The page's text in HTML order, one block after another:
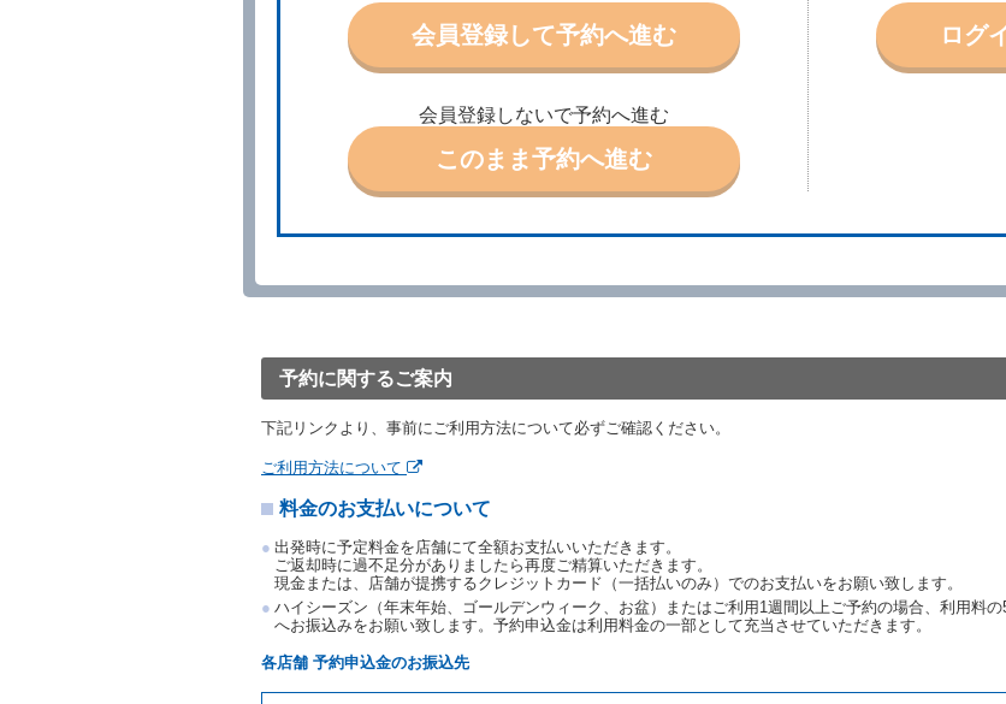
第４条（予約の取消し等）
借受人は、別に定める方法により予約を取り消すことができます。
借受人が、借受人の都合により予約した借受開始時刻を１時間以上経過してもレンタカー貸渡
結手続きに着手しなかったときは、予約が取り消されたものとします。
前２項の場合、借受人は、別に定めるところにより予約取消手数料を当社に支払うものとし、
ったときは、受領済の予約申込金を借受人に返還するものとします。
当社の都合により、予約が取り消されたとき、又は貸渡契約が締結されなかったときは、当社
ます。
きは、予約は取り消されたものとします。この場合、当社は受領済の予約申込金を返還するも
当社は、借受人から予約のあった車種クラスのレンタカーを貸し渡すことができないときは、
渡すものとします。なお、代替レンタカーの貸渡料金が予約された車種クラスの貸渡料金より
渡料金によるものとし、予約された車種クラスの貸渡料金より低くなるときは、当該代替レン
借受人は、第１項の代替レンタカーの貸渡しの申入れを拒絶し、予約を取り消すことができる
前項の場合、第１項の貸渡しをすることができない原因が、当社の責に帰する事由によるとき
第３項の場合、第１項の貸渡しをすることができない原因が、当社の責に帰さない事由による
第６条（免責）
当社及び借受人は、予約が取り消され、又は貸渡契約が締結されなかったことについて、第４
何らの請求をしないものとします。
第３章／貸 渡 し
会員登録して予約へ進む
会員登録しないで予約へ進む
このまま予約へ進む
ログ
予約に関するご案内
下記リンクより、事前にご利用方法について必ずご確認ください。
ご利用方法について
料金のお支払いについて
出発時に予定料金を店舗にて全額お支払いいただきます。
ご返却時に過不足分がありましたら再度ご精算いただきます。
現金または、店舗が提携するクレジットカード（一括払いのみ）でのお支払いをお願い致します。
ハイシーズン（年末年始、ゴールデンウィーク、お盆）またはご利用1週間以上ご予約の場合、利用料
へお振込みをお願い致します。予約申込金は利用料金の一部として充当させていただきます。
各店舗 予約申込金のお振込先